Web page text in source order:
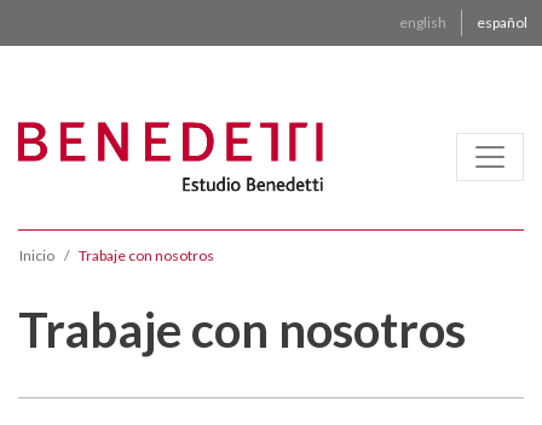
english español
Inicio Trabaje con nosotros
Trabaje con nosotros